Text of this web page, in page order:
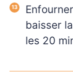
baisser
les 20